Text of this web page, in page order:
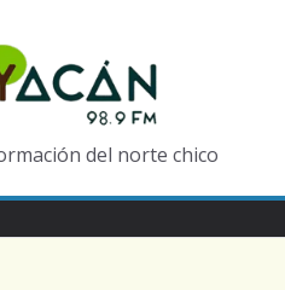
del norte chico